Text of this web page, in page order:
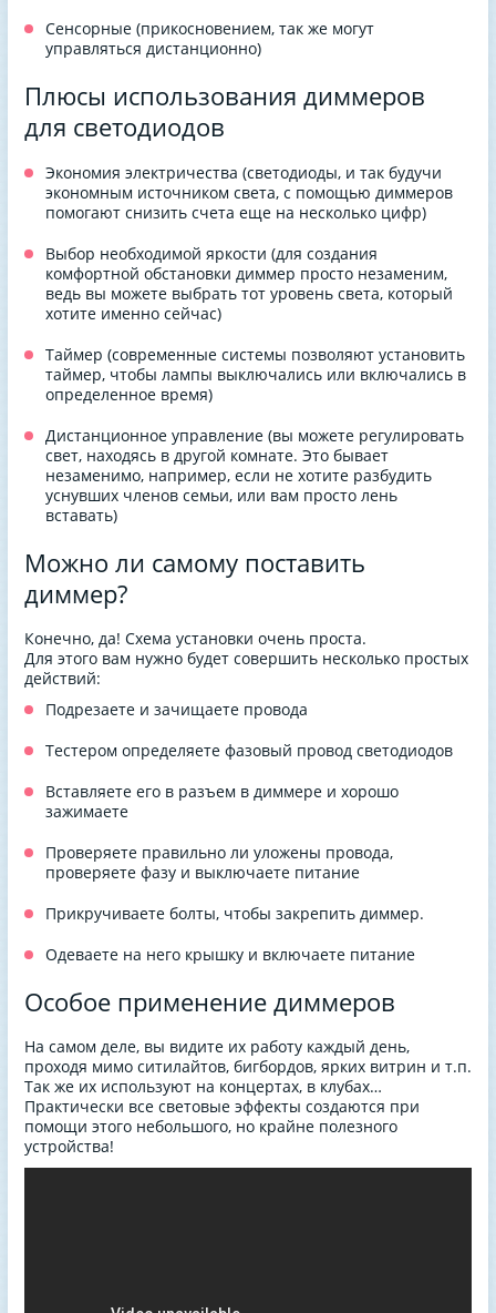
Сенсорные (прикосновением, так же могут
управляться дистанционно)
Плюсы использования диммеров
для светодиодов
Экономия электричества (светодиоды, и так будучи
экономным источником света, с помощью диммеров
помогают снизить счета еще на несколько цифр)
Выбор необходимой яркости (для создания
комфортной обстановки диммер просто незаменим,
ведь вы можете выбрать тот уровень света, который
хотите именно сейчас)
Таймер (современные системы позволяют установить
таймер, чтобы лампы выключались или включались в
определенное время)
Дистанционное управление (вы можете регулировать
свет, находясь в другой комнате. Это бывает
незаменимо, например, если не хотите разбудить
уснувших членов семьи, или вам просто лень
вставать)
Можно ли самому поставить
диммер?
Конечно, да! Схема установки очень проста.
Для этого вам нужно будет совершить несколько простых
действий:
Подрезаете и зачищаете провода
Тестером определяете фазовый провод светодиодов
Вставляете его в разъем в диммере и хорошо
зажимаете
Проверяете правильно ли уложены провода,
проверяете фазу и выключаете питание
Прикручиваете болты, чтобы закрепить диммер.
Одеваете на него крышку и включаете питание
Особое применение диммеров
На самом деле, вы видите их работу каждый день,
проходя мимо ситилайтов, бигбордов, ярких витрин и т.п.
Так же их используют на концертах, в клубах…
Практически все световые эффекты создаются при
помощи этого небольшого, но крайне полезного
устройства!